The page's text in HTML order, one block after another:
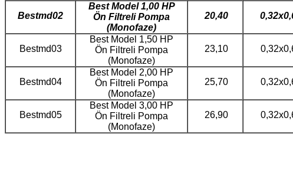
Bestmd02
Best Model1,00 HP
Ön Filtreli Pompa
(Monofaze)
20,40
Bestmd03
Best Model 1,50 HP
Ön Filtreli Pompa
(Monofaze)
23,10
Bestmd04
Best Model 2,00 HP
Ön Filtreli Pompa
(Monofaze)
25,70
Bestmd05
Best Model 3,00 HP
Ön Filtreli Pompa
(Monofaze)
26,90